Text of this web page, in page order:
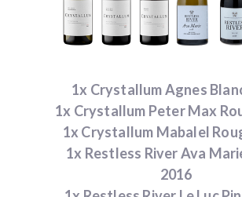
1x Crystallum Agnes
1x Crystallum Peter Max
1x Crystallum Mabalel
1x Restless River Ava
2016